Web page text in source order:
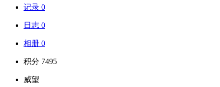
记录 0
日志 0
相册 0
积分 7495
威望